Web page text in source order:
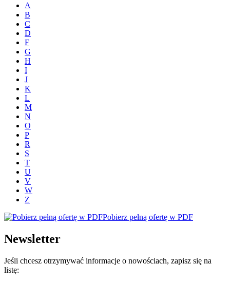
A
B
C
D
F
G
H
I
J
K
L
M
N
O
P
R
S
T
U
V
W
Z
Pobierz pełną ofertę w PDF
Newsletter
Jeśli chcesz otrzymywać informacje o nowościach, zapisz się na
listę: